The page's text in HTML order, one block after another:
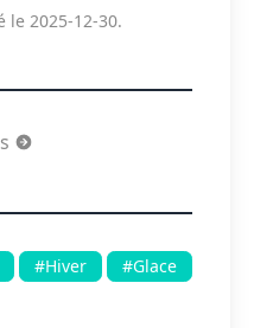
le 2025-12-30.
#Hiver
#Glace